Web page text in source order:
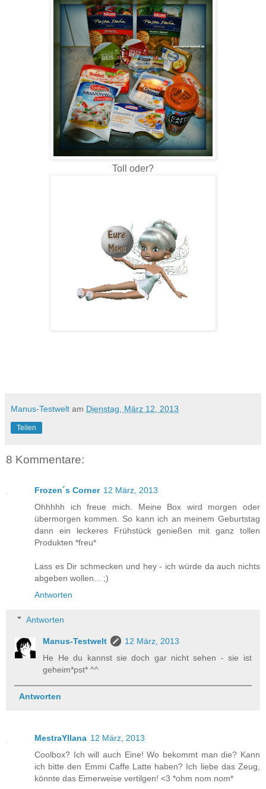
Toll oder?
Manus-Testwelt am Dienstag, März 12, 2013
Teilen
8 Kommentare:
Frozen´s Corner 12 März, 2013
Ohhhhh ich freue mich. Meine Box wird morgen oder
übermorgen kommen. So kann ich an meinem Geburtstag
dann ein leckeres Frühstück genießen mit ganz tollen
Produkten *freu*
Lass es Dir schmecken und hey - ich würde da auch nichts
abgeben wollen... ;)
Antworten
Antworten
Manus-Testwelt
12 März, 2013
He He du kannst sie doch gar nicht sehen - sie ist
geheim*pst* ^^
Antworten
MestraYllana 12 März, 2013
Coolbox? Ich will auch Eine! Wo bekommt man die? Kann
ich bitte den Emmi Caffe Latte haben? Ich liebe das Zeug,
könnte das Eimerweise vertilgen! <3 *ohm nom nom*